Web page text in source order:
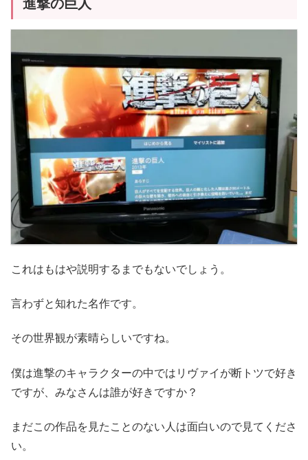
進撃の巨人
これはもはや説明するまでもないでしょう。
言わずと知れた名作です。
その世界観が素晴らしいですね。
僕は進撃のキャラクターの中ではリヴァイが断トツで好き
ですが、みなさんは誰が好きですか？
まだこの作品を見たことのない人は面白いので見てくださ
い。